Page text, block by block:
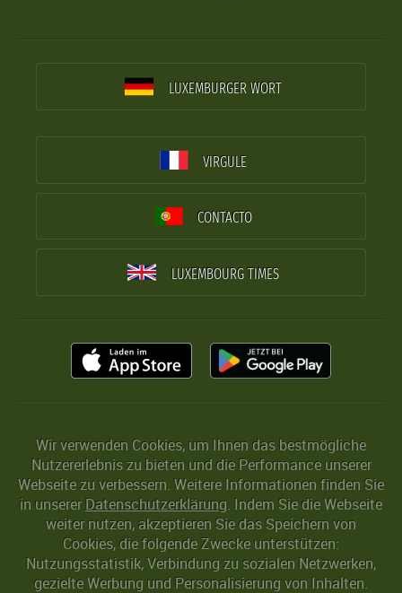
LUXEMBURGER WORT
VIRGULE
CONTACTO
LUXEMBOURG TIMES
Wir verwenden Cookies, um Ihnen das bestmögliche
Nutzererlebnis zu bieten und die Performance unserer
Webseite zu verbessern. Weitere Informationen finden Sie
in unserer Datenschutzerklärung. Indem Sie die Webseite
weiter nutzen, akzeptieren Sie das Speichern von
Cookies, die folgende Zwecke unterstützen:
Nutzungsstatistik, Verbindung zu sozialen Netzwerken,
gezielte Werbung und Personalisierung von Inhalten.